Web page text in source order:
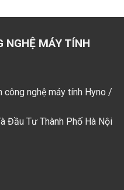
NGHỆ MÁY TÍNH
nghệ máy tính Hyno /
Đầu Tư Thành Phố Hà Nội